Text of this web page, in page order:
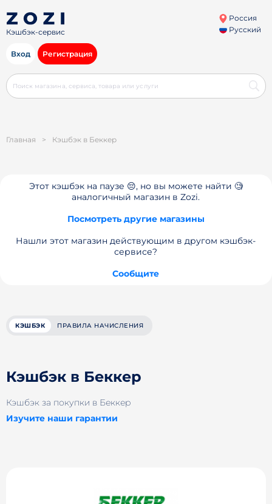
Кэшбэк-сервис
Россия
Русский
Вход Регистрация
Главная > Кэшбэк в Беккер
Этот кэшбэк на паузе 😔, но вы можете найти 🧐
аналогичный магазин в Zozi.
Посмотреть другие магазины
Нашли этот магазин действующим в другом кэшбэк-
сервисе?
Сообщите
КЭШБЭК ПРАВИЛА НАЧИСЛЕНИЯ
Кэшбэк в Беккер
Кэшбэк за покупки в Беккер
Изучите наши гарантии